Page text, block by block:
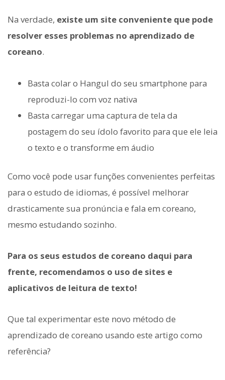
Na verdade, existe um site conveniente que pode
resolver esses problemas no aprendizado de
coreano.
Basta colar o Hangul do seu smartphone para
reproduzi-lo com voz nativa
Basta carregar uma captura de tela da
postagem do seu ídolo favorito para que ele leia
o texto e o transforme em áudio
Como você pode usar funções convenientes perfeitas
para o estudo de idiomas, é possível melhorar
drasticamente sua pronúncia e fala em coreano,
mesmo estudando sozinho.
Para os seus estudos de coreano daqui para
frente, recomendamos o uso de sites e
aplicativos de leitura de texto!
Que tal experimentar este novo método de
aprendizado de coreano usando este artigo como
referência?